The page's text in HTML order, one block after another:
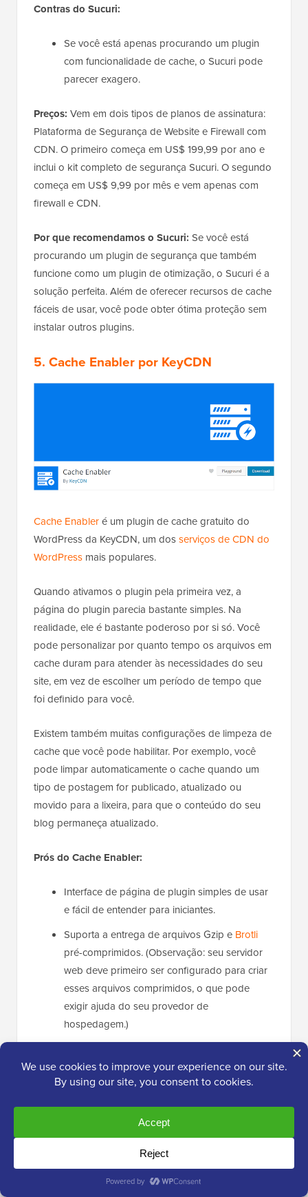
Contras do Sucuri:
Se você está apenas procurando um plugin
com funcionalidade de cache, o Sucuri pode
parecer exagero.
Preços: Vem em dois tipos de planos de assinatura:
Plataforma de Segurança de Website e Firewall com
CDN. O primeiro começa em US$ 199,99 por ano e
inclui o kit completo de segurança Sucuri. O segundo
começa em US$ 9,99 por mês e vem apenas com
firewall e CDN.
Por que recomendamos o Sucuri: Se você está
procurando um plugin de segurança que também
funcione como um plugin de otimização, o Sucuri é a
solução perfeita. Além de oferecer recursos de cache
fáceis de usar, você pode obter ótima proteção sem
instalar outros plugins.
5. Cache Enabler por KeyCDN
Cache Enableré um plugin de cache gratuito do
WordPress da KeyCDN, um dosserviços de CDN do
WordPress mais populares.
Quando ativamos o plugin pela primeira vez, a
página do plugin parecia bastante simples. Na
realidade, ele é bastante poderoso por si só. Você
pode personalizar por quanto tempo os arquivos em
cache duram para atender às necessidades do seu
site, em vez de escolher um período de tempo que
foi definido para você.
Existem também muitas configurações de limpeza de
cache que você pode habilitar. Por exemplo, você
pode limpar automaticamente o cache quando um
tipo de postagem for publicado, atualizado ou
movido para a lixeira, para que o conteúdo do seu
blog permaneça atualizado.
Prós do Cache Enabler:
Interface de página de plugin simples de usar
e fácil de entender para iniciantes.
Suporta a entrega de arquivos Gzip e Brotli
pré-comprimidos. (Observação: seu servidor
web deve primeiro ser configurado para criar
esses arquivos comprimidos, o que pode
exigir ajuda do seu provedor de
hospedagem.)
pré-comprimidos, mas seu servidor web deve
primeiro ser configurado para criar esses
tipos de postagem personalizados
sites de membros e assim por diante.
Uma exibição em tempo real do tamanho do